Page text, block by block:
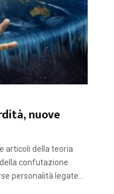
nuove
articoli della teoria
confutazione
personalità legate...